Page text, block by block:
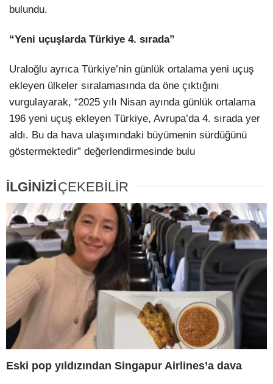
bulundu.
“Yeni uçuşlarda Türkiye 4. sırada”
Uraloğlu ayrıca Türkiye’nin günlük ortalama yeni uçuş
ekleyen ülkeler sıralamasında da öne çıktığını
vurgulayarak, “2025 yılı Nisan ayında günlük ortalama
196 yeni uçuş ekleyen Türkiye, Avrupa’da 4. sırada yer
aldı. Bu da hava ulaşımındaki büyümenin sürdüğünü
göstermektedir” değerlendirmesinde bulu
İLGİNİZİÇEKEBİLİR
Eski pop yıldızından Singapur Airlines’a dava